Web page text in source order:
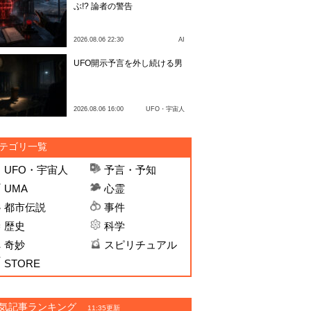
ぶ!? 論者の警告
2026.08.06 22:30 AI
UFO開示予言を外し続ける男
2026.08.06 16:00 UFO・宇宙人
ゴリ一覧
UFO・宇宙人
予言・予知
UMA
心霊
都市伝説
事件
歴史
科学
奇妙
スピリチュアル
STORE
記事ランキング 11:35更新